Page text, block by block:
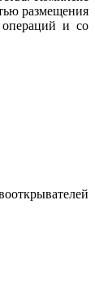
размещения
и со